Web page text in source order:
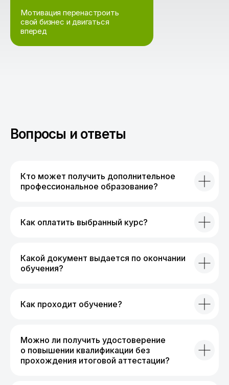
Мотивация перенастроить
свой бизнес и двигаться
вперед
Вопросы и ответы
Кто может получить дополнительное
профессиональное образование?
Как оплатить выбранный курс?
Какой документ выдается по окончании
обучения?
Как проходит обучение?
Можно ли получить удостоверение
о повышении квалификации без
прохождения итоговой аттестации?